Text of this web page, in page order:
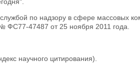
по надзору в сфере массовых
ФС77-47487 от 25 ноября 2011 года.
научного цитирования).